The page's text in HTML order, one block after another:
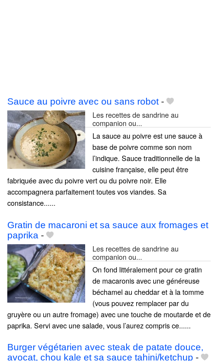
Sauce au poivre avec ou sans robot-
Les recettes de sandrine au
companion ou...
La sauce au poivre est une sauce à
base de poivre comme son nom
l’indique. Sauce traditionnelle de la
cuisine française, elle peut être
fabriquée avec du poivre vert ou du poivre noir. Elle
accompagnera parfaitement toutes vos viandes. Sa
consistance......
Gratin de macaroni et sa sauce aux fromages et
paprika -
Les recettes de sandrine au
companion ou...
On fond littéralement pour ce gratin
de macaronis avec une généreuse
béchamel au cheddar et à la tomme
(vous pouvez remplacer par du
gruyère ou un autre fromage) avec une touche de moutarde et de
paprika. Servi avec une salade, vous l’aurez compris ce......
Burger végétarien avec steak de patate douce,
avocat, chou kale et sa sauce tahini/ketchup -